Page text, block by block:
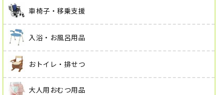
車椅子・移乗支援
入浴・お風呂用品
おトイレ・排せつ
大人用おむつ用品